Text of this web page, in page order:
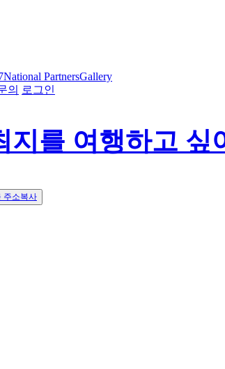
National PartnersGallery
의 로그인
지를 여행하고 싶
주소복사